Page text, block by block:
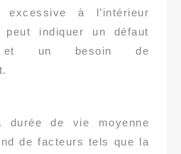
excessive à l’intérieur
peut indiquer un défaut
et un besoin de
durée de vie moyenne
de facteurs tels que la